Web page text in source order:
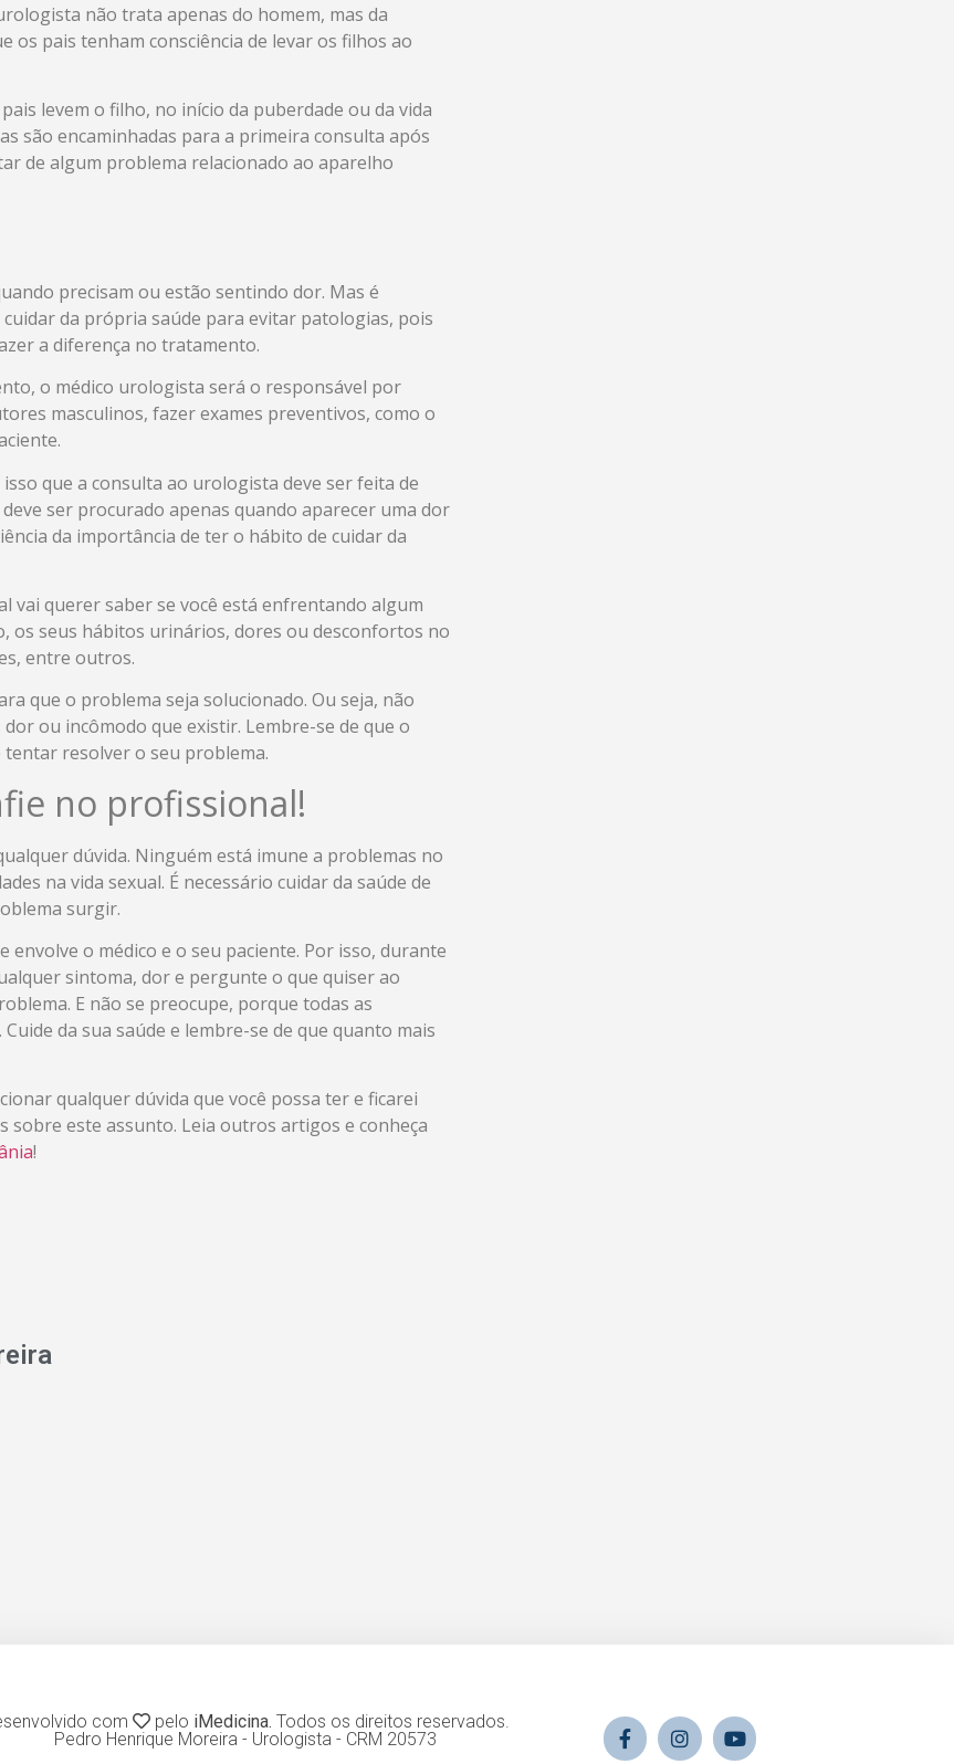
não trata apenas do homem, mas da
os pais tenham consciência de levar os filhos ao
levem o filho, no início da puberdade ou da vida
são encaminhadas para a primeira consulta após
de algum problema relacionado ao aparelho
precisam ou estão sentindo dor. Mas é
da própria saúde para evitar patologias, pois
a diferença no tratamento.
o médico urologista será o responsável por
masculinos, fazer exames preventivos, como o
que a consulta ao urologista deve ser feita de
ser procurado apenas quando aparecer uma dor
da importância de ter o hábito de cuidar da
querer saber se você está enfrentando algum
os seus hábitos urinários, dores ou desconfortos no
entre outros.
que o problema seja solucionado. Ou seja, não
ou incômodo que existir. Lembre-se de que o
resolver o seu problema.
no profissional!
dúvida. Ninguém está imune a problemas no
na vida sexual. É necessário cuidar da saúde de
surgir.
o médico e o seu paciente. Por isso, durante
sintoma, dor e pergunte o que quiser ao
E não se preocupe, porque todas as
da sua saúde e lembre-se de que quanto mais
qualquer dúvida que você possa ter e ficarei
este assunto. Leia outros artigos e conheça
!
com pelo iMedicina. Todos os direitos reservados.
Pedro Henrique Moreira - Urologista - CRM 20573